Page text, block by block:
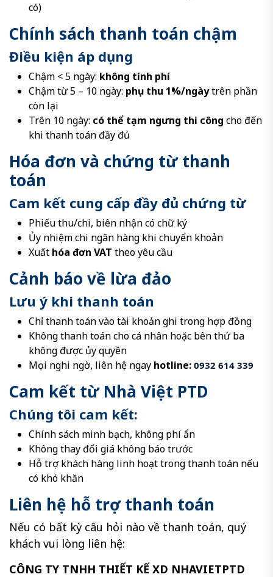
có)
Chính sách thanh toán chậm
Điều kiện áp dụng
Chậm < 5 ngày: không tính phí
Chậm từ 5 – 10 ngày: phụ thu 1%/ngàytrên phần
còn lại
Trên 10 ngày: có thể tạm ngưng thi công cho đến
khi thanh toán đầy đủ
Hóa đơn và chứng từ thanh
toán
Cam kết cung cấp đầy đủ chứng từ
Phiếu thu/chi, biên nhận có chữ ký
Ủy nhiệm chi ngân hàng khi chuyển khoản
Xuất hóa đơn VAT theo yêu cầu
Cảnh báo về lừa đảo
Lưu ý khi thanh toán
Chỉ thanh toán vào tài khoản ghi trong hợp đồng
Không thanh toán cho cá nhân hoặc bên thứ ba
không được ủy quyền
Mọi nghi ngờ, liên hệ ngay hotline: 0932 614 339
Cam kết từ Nhà Việt PTD
Chúng tôi cam kết:
Chính sách minh bạch, không phí ẩn
Không thay đổi giá không báo trước
Hỗ trợ khách hàng linh hoạt trong thanh toán nếu
có khó khăn
Liên hệ hỗ trợ thanh toán
Nếu có bất kỳ câu hỏi nào về thanh toán, quý
khách vui lòng liên hệ:
CÔNG TY TNHH THIẾT KẾ XD NHAVIETPTD